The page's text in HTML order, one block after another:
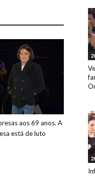
aos 69 anos. A
está de luto